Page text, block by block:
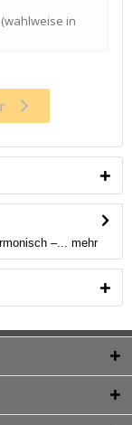
–... mehr